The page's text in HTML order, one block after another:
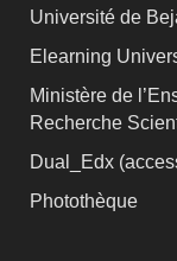
Université de
Elearning
Ministère de
Recherche
Dual_Edx (
Photothèque